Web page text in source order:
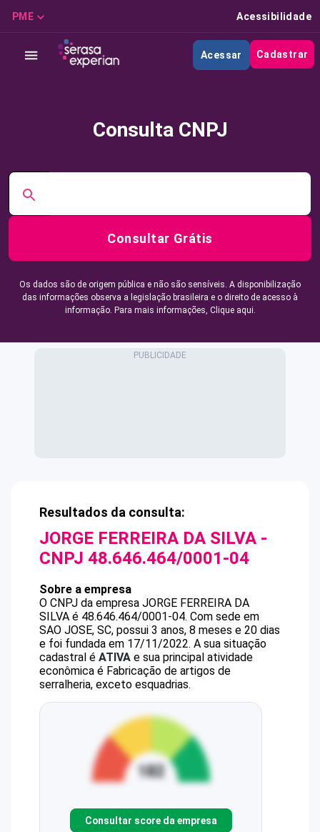
PME Acessibilidade
Acessar Cadastrar
Consulta CNPJ
Consultar Grátis
Os dados são de origem pública e não são sensíveis. A disponibilização
das informações observa a legislação brasileira e o direito de acesso à
informação. Para mais informações, Clique aqui.
Resultados da consulta:
JORGE FERREIRA DA SILVA -
CNPJ 48.646.464/0001-04
Sobre a empresa
O CNPJ da empresa JORGE FERREIRA DA
SILVA é 48.646.464/0001-04. Com sede em
SAO JOSE, SC, possui 3 anos, 8 meses e 20 dias
e foi fundada em 17/11/2022. A sua situação
cadastral é ATIVA e sua principal atividade
econômica é Fabricação de artigos de
serralheria, exceto esquadrias.
Consultar score da empresa